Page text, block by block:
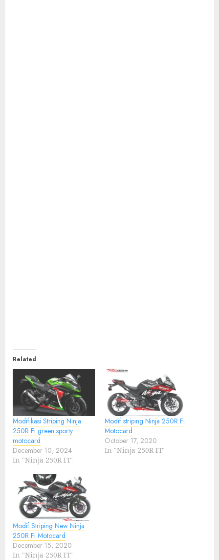
Related
Modifikasi Striping Ninja
250R Fi green sporty
motocard
December 10, 2024
In "Ninja 250R FI"
Modif striping Ninja 250R Fi
Motocard
October 17, 2020
In "Ninja 250R FI"
Modif Striping New Ninja
250R Fi Motocard
December 15, 2020
In "Ninja 250R FI"